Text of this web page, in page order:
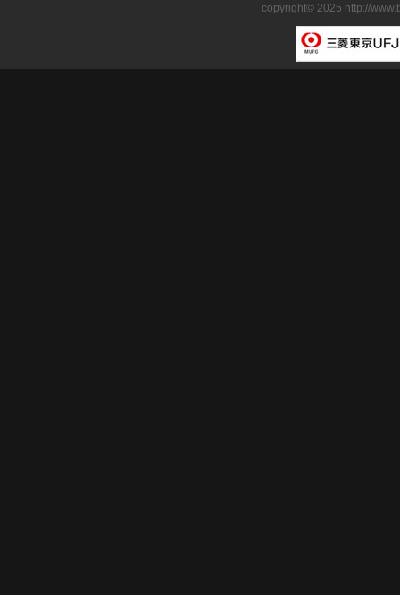
copyright© 2025 http://